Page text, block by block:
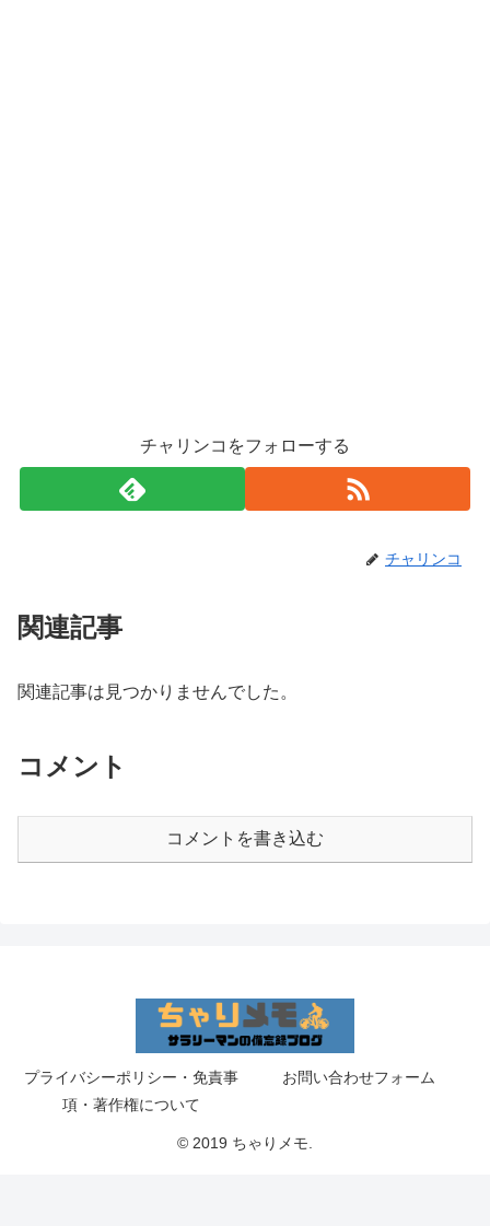
チャリンコをフォローする
チャリンコ
関連記事
関連記事は見つかりませんでした。
コメント
コメントを書き込む
プライバシーポリシー・免責事
項・著作権について
お問い合わせフォーム
© 2019 ちゃりメモ.